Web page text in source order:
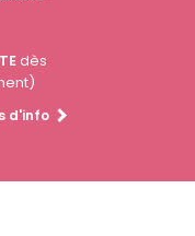
dès
d'info